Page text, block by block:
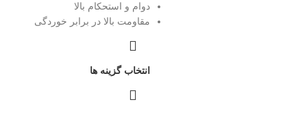
دوام و استحکام بالا
مقاومت بالا در برابر خوردگی
انتخاب گزینه ها